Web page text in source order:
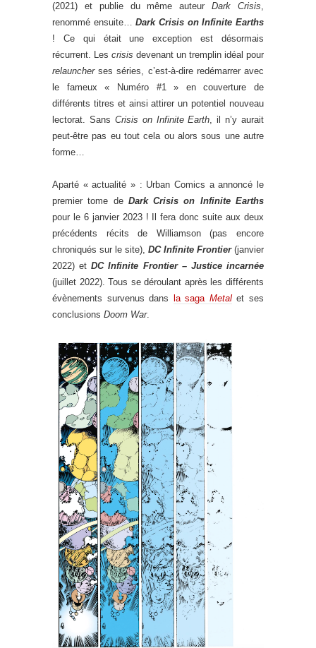
(2021) et publie du même auteurDark Crisis,
renommé ensuite…Dark Crisis on Infinite Earths
! Ce qui était une exception est désormais
récurrent. Les crisis devenant un tremplin idéal pour
relauncherses séries, c’est-à-dire redémarrer avec
le fameux « Numéro #1 » en couverture de
différents titres et ainsi attirer un potentiel nouveau
lectorat. Sans Crisis on Infinite Earth, il n’y aurait
peut-être pas eu tout cela ou alors sous une autre
forme…
Aparté « actualité » : Urban Comics a annoncé le
premier tome de Dark Crisis on Infinite Earths
pour le 6 janvier 2023 ! Il fera donc suite aux deux
précédents récits de Williamson (pas encore
chroniqués sur le site), DC Infinite Frontier(janvier
2022) etDC Infinite Frontier – Justice incarnée
(juillet 2022). Tous se déroulant après les différents
évènements survenus dans
la saga Metalet ses
conclusions Doom War.